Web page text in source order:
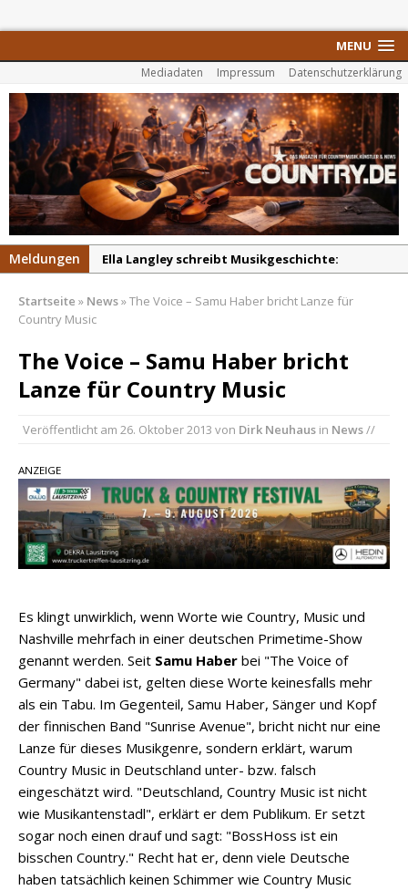
MENU
Mediadaten Impressum Datenschutzerklärung
Meldungen
Ella Langley schreibt Musikgeschichte:
aller Zeiten
Talks“ – eine Hymne auf unvergessliche
Sommernächte
Randy Travis veröffentlicht mit „I Don’t Care“
einen weiteren Schatz aus dem Archiv
täglich rund 10.000 Leser
Kacey Musgraves entführt Fans mit neuem
Video zu „Mexico Honey“
Carly Pearce hinterfragt den ständigen
Startseite » News»The Voice – Samu Haber bricht Lanze für
Country Music
The Voice – Samu Haber bricht
Lanze für Country Music
Veröffentlicht am 26. Oktober 2013 von Dirk Neuhaus in News//
ANZEIGE
Es klingt unwirklich, wenn Worte wie Country, Music und
Nashville mehrfach in einer deutschen Primetime-Show
genannt werden. Seit Samu Haber bei "The Voice of
Germany" dabei ist, gelten diese Worte keinesfalls mehr
als ein Tabu. Im Gegenteil, Samu Haber, Sänger und Kopf
der finnischen Band "Sunrise Avenue", bricht nicht nur eine
Lanze für dieses Musikgenre, sondern erklärt, warum
Country Music in Deutschland unter- bzw. falsch
eingeschätzt wird. "Deutschland, Country Music ist nicht
wie Musikantenstadl", erklärt er dem Publikum. Er setzt
sogar noch einen drauf und sagt: "BossHoss ist ein
bisschen Country." Recht hat er, denn viele Deutsche
haben tatsächlich keinen Schimmer wie Country Music